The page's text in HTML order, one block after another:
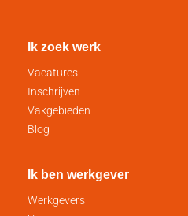
Ik zoek werk
Vacatures
Inschrijven
Vakgebieden
Blog
Ik ben werkgever
Werkgevers